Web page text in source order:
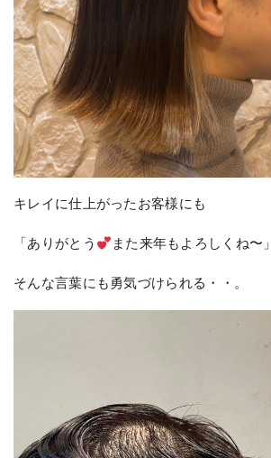
キレイに仕上がったお客様にも
「ありがとう また来年もよろしくね〜」
そんな言葉にも勇気づけられる・・。